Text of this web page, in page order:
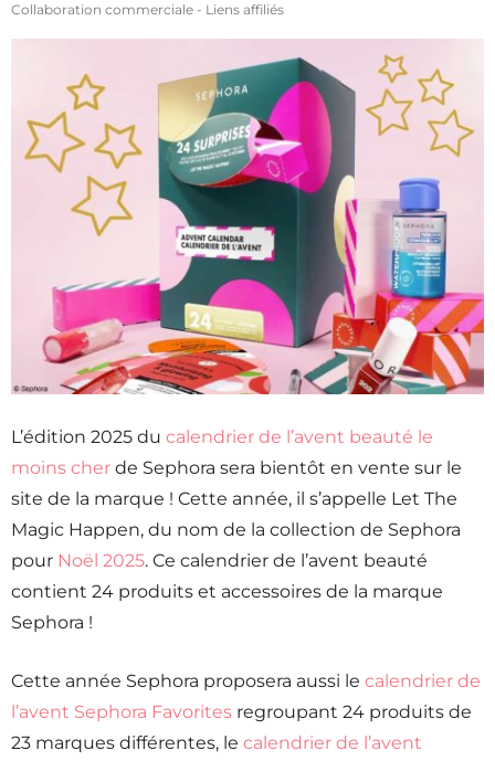
Collaboration commerciale - Liens affiliés
L’édition 2025 du calendrier de l’avent beauté le
moins cher de Sephora sera bientôt en vente sur le
site de la marque ! Cette année, il s’appelle Let The
Magic Happen, du nom de la collection de Sephora
pour Noël 2025. Ce calendrier de l’avent beauté
contient 24 produits et accessoires de la marque
Sephora !
Cette année Sephora proposera aussi le calendrier de
l’avent Sephora Favorites regroupant 24 produits de
23 marques différentes, le calendrier de l’avent